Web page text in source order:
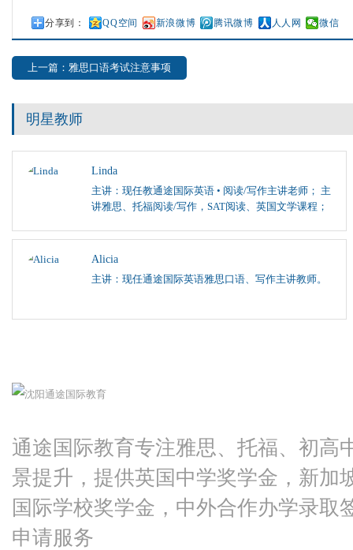
分享到： QQ空间 新浪微博 腾讯微博 人人网 微信
上一篇：雅思口语考试注意事项
明星教师
Linda
主讲：现任教通途国际英语 • 阅读/写作主讲老师； 主
讲雅思、托福阅读/写作，SAT阅读、英国文学课程；
Alicia
主讲：现任通途国际英语雅思口语、写作主讲教师。
通途国际教育专注雅思、托福、初高
景提升，提供英国中学奖学金，新加
国际学校奖学金，中外合作办学录取
申请服务